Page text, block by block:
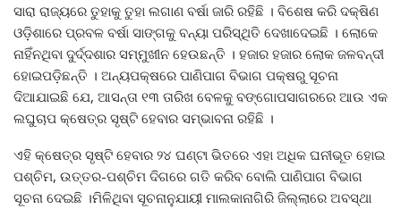
ସାରା ରାଜ୍ୟରେ ତୁହାକୁ ତୁହା ଲଗାଣ ବର୍ଷା ଜାରି ରହିଛି । ବିଶେଷ କରି ଦକ୍ଷିଣ
ଓଡ଼ିଶାରେ ପ୍ରବଳ ବର୍ଷା ସାଙ୍ଗକୁ ବନ୍ୟା ପରିସ୍ଥିତି ଦେଖାଦେଇଛି । ଲୋକେ
ନାହିଁନଥିବା ଦୁର୍ଦ୍ଦଶାର ସମ୍ମୁଖୀନ ହେଉଛନ୍ତି । ହଜାର ହଜାର ଲୋକ ଜଳବନ୍ଦୀ
ହୋଇପଡ଼ିଛନ୍ତି । ଅନ୍ୟପକ୍ଷରେ ପାଣିପାଗ ବିଭାଗ ପକ୍ଷରୁ ସୂଚନା
ଦିଆଯାଇଛି ଯେ, ଆସନ୍ତା ୧୩ ତାରିଖ ବେଳକୁ ବଙ୍ଗୋପସାଗରରେ ଆଉ ଏକ
ଲଘୁଚାପ କ୍ଷେତ୍ର ସୃଷ୍ଟି ହେବାର ସମ୍ଭାବନା ରହିଛି ।
ଏହି କ୍ଷେତ୍ର ସୃଷ୍ଟି ହେବାର ୨୪ ଘଣ୍ଟା ଭିତରେ ଏହା ଅଧିକ ଘନୀଭୂତ ହୋଇ
ପଶ୍ଚିମ, ଉତ୍ତର-ପଶ୍ଚିମ ଦିଗରେ ଗତି କରିବ ବୋଲି ପାଣିପାଗ ବିଭାଗ
ସୂଚନା ଦେଇଛି ।ମିଳିଥିବା ସୂଚନାନୁଯାୟୀ ମାଲକାନାଗିରି ଜିଲ୍ଲାରେ ଅବସ୍ଥା